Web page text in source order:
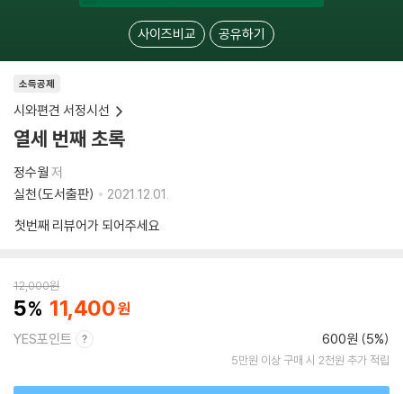
사이즈비교 공유하기
소득공제
시와편견 서정시선
열세 번째 초록
정수월 저
실천(도서출판)
2021.12.01.
첫번째 리뷰어가 되어주세요
12,000원
5 11,400
YES포인트 600원 (5%)
5만원 이상 구매 시 2천원 추가 적립